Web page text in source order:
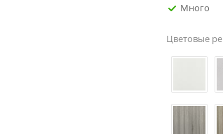
Много
Цветовые